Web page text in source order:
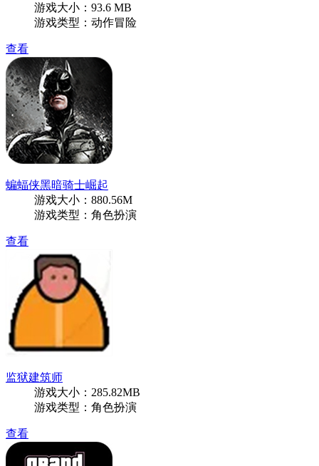
游戏大小：93.6 MB
游戏类型：动作冒险
查看
蝙蝠侠黑暗骑士崛起
游戏大小：880.56M
游戏类型：角色扮演
查看
监狱建筑师
游戏大小：285.82MB
游戏类型：角色扮演
查看